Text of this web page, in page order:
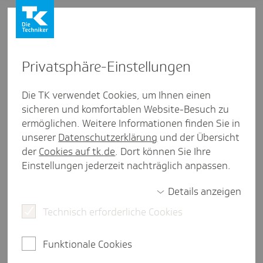
Zum Thüringer Impf­tag: Infek­ti­
ons­zahlen zeigen, wie wichtig
die Bemü­hungen sind
Pres­se­mit­tei­lung aus Thüringen
Presse und Politik Gesundheitsstudien
Erfurt, 20. Mai 2026. 19.229 Influenza
Infektionen allein im Jahr 2025 in Thüringen. Diese
Privat­sphäre-Einstel­lungen
Die TK verwendet Cookies, um Ihnen einen
sicheren und komfortablen Website-Besuch zu
ermöglichen. Weitere Informationen finden Sie in
unserer Datenschutzerklärung und der Übersicht
der Cookies auf tk.de. Dort können Sie Ihre
Einstellungen jederzeit nachträglich anpassen.
Details anzeigen
Technisch erforderliche Cookies
Funktionale Cookies